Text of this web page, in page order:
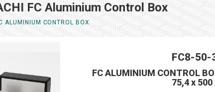
FC Aluminium Control Box
ALUMINIUM CONTROL BOX
FC8-50-
FC ALUMINIUM CONTROL
75,4 x 500